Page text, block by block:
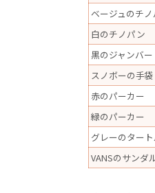
ベージュのチ
白のチノパン
黒のジャンバー
スノボーの手袋
赤のパーカー
緑のパーカー
グレーのター
VANSのサンダ